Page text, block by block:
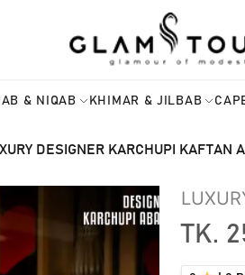
& NIQAB KHIMAR & JILBAB
DESIGNER KARCHUPI KAFTAN
TK.